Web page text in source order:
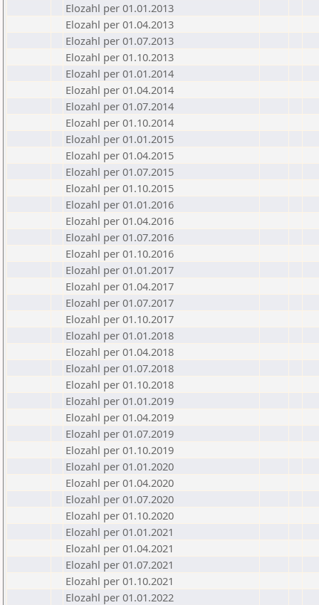
Elozahl per 01.01.2013
Elozahl per 01.04.2013
Elozahl per 01.07.2013
Elozahl per 01.10.2013
Elozahl per 01.01.2014
Elozahl per 01.04.2014
Elozahl per 01.07.2014
Elozahl per 01.10.2014
Elozahl per 01.01.2015
Elozahl per 01.04.2015
Elozahl per 01.07.2015
Elozahl per 01.10.2015
Elozahl per 01.01.2016
Elozahl per 01.04.2016
Elozahl per 01.07.2016
Elozahl per 01.10.2016
Elozahl per 01.01.2017
Elozahl per 01.04.2017
Elozahl per 01.07.2017
Elozahl per 01.10.2017
Elozahl per 01.01.2018
Elozahl per 01.04.2018
Elozahl per 01.07.2018
Elozahl per 01.10.2018
Elozahl per 01.01.2019
Elozahl per 01.04.2019
Elozahl per 01.07.2019
Elozahl per 01.10.2019
Elozahl per 01.01.2020
Elozahl per 01.04.2020
Elozahl per 01.07.2020
Elozahl per 01.10.2020
Elozahl per 01.01.2021
Elozahl per 01.04.2021
Elozahl per 01.07.2021
Elozahl per 01.10.2021
Elozahl per 01.01.2022